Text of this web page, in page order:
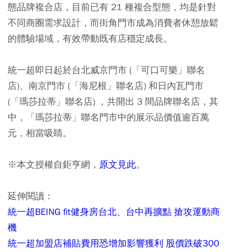
態品牌複合店，目前已有 21 種複合型態，均是針對
不同商圈需求設計，而街角門市成為消費者休憩放鬆
的體驗場域，有效帶動既有店穩定成長。
統一超即日起於台北威京門市 (「可口可樂」聯名
店)、南京門市 (「海尼根」聯名店) 和日內瓦門市
(「瑪莎拉蒂」聯名店) ，共開出 3 間品牌聯名店，其
中，「瑪莎拉蒂」聯名門市中的展示品價值逾百萬
元，相當吸睛。
※本文授權自鉅亨網， 原文見此。
延伸閱讀：
統一超BEING fit健身房台北、台中再擴點 搶攻運動商
機
統一超加盟店補貼費用恐增加影響獲利 股價跌破300